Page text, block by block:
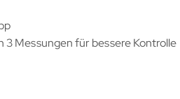
Messungen für bessere Kontrolle